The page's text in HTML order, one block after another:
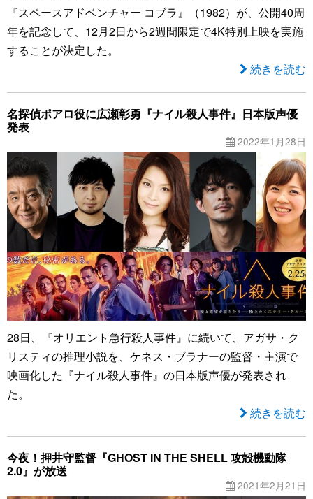
『スペースアドベンチャー コブラ』（1982）が、公開40周
年を記念して、12月2日から2週間限定で4K特別上映を実施
することが決定した。
続きを読む
名探偵ポアロ役に広瀬彰勇『ナイル殺人事件』日本版声優
発表
2022年1月28日
28日、『オリエント急行殺人事件』に続いて、アガサ・ク
リスティの推理小説を、ケネス・ブラナーの監督・主演で
映画化した『ナイル殺人事件』の日本版声優が発表され
た。
続きを読む
今夜！押井守監督『GHOST IN THE SHELL 攻殻機動隊
2.0』が放送
2021年2月21日